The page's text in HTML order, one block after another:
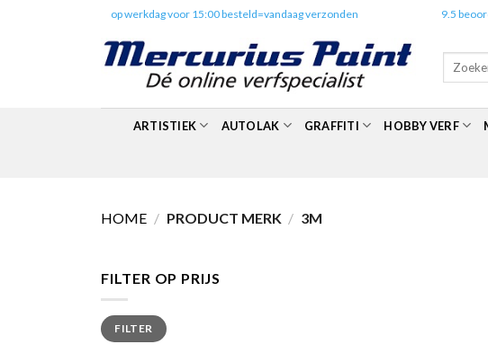
op werkdag voor 15:00 besteld=vandaag verzonden 9.5
Zoeken
ARTISTIEK AUTOLAK GRAFFITI HOBBY VERF
HOME / PRODUCT MERK / 3M
FILTER OP PRIJS
Min.
prijs
Max.
prijsFILTER